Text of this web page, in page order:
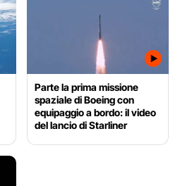
Parte la prima missione
spaziale di Boeing con
equipaggio a bordo: il video
del lancio di Starliner